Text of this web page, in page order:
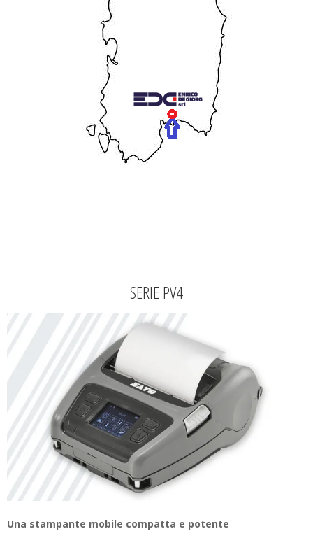
SERIE PV4
Una stampante mobile compatta e potente